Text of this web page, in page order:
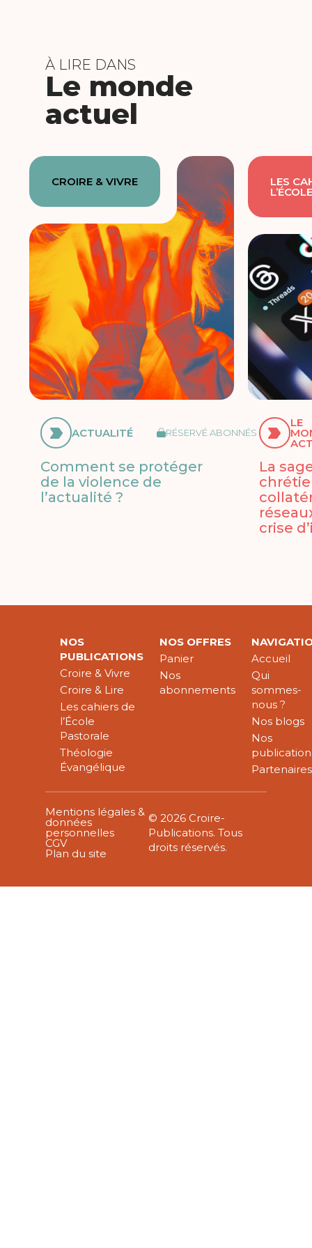
À LIRE DANS
Le monde
actuel
CROIRE & VIVRE
ACTUALITÉ RÉSERVÉ ABONNÉS
Comment se protéger
de la violence de
l’actualité ?
LES
LE
La
crise
NOS
PUBLICATIONS
Croire & Vivre
Croire & Lire
Les cahiers de
l’École
Pastorale
Théologie
Évangélique
NOS OFFRES
Panier
Nos
abonnements
Accueil
Qui
sommes-
nous ?
Nos blogs
Nos
Partenaires
Mentions légales &
données
personnelles
CGV
Plan du site
© 2026 Croire-
Publications. Tous
droits réservés.